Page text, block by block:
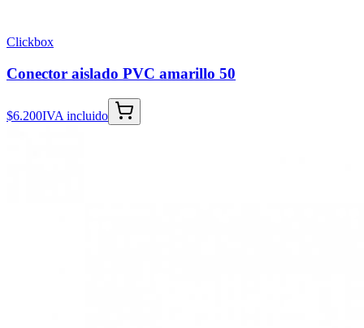
Clickbox
Conector aislado PVC amarillo 50
$6.200IVA incluido